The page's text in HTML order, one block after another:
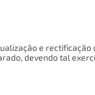
e rectificação
devendo tal